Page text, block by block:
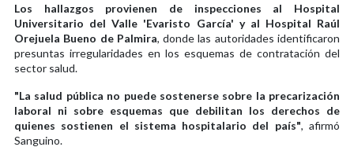
Los hallazgos provienen de inspecciones al Hospital
Universitario del Valle 'Evaristo García' y al Hospital Raúl
Orejuela Bueno de Palmira, donde las autoridades identificaron
presuntas irregularidades en los esquemas de contratación del
sector salud.
"La salud pública no puede sostenerse sobre la precarización
laboral ni sobre esquemas que debilitan los derechos de
quienes sostienen el sistema hospitalario del país", afirmó
Sanguino.